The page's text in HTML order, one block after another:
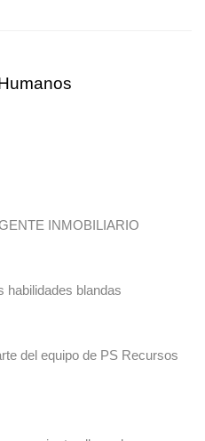
INMOBILIARIO
habilidades blandas
del equipo de PS Recursos